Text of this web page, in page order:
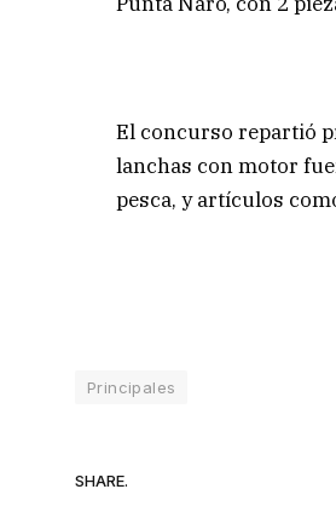
El concurso repartió
lanchas con motor
pesca, y artículos
Principales
SHARE.